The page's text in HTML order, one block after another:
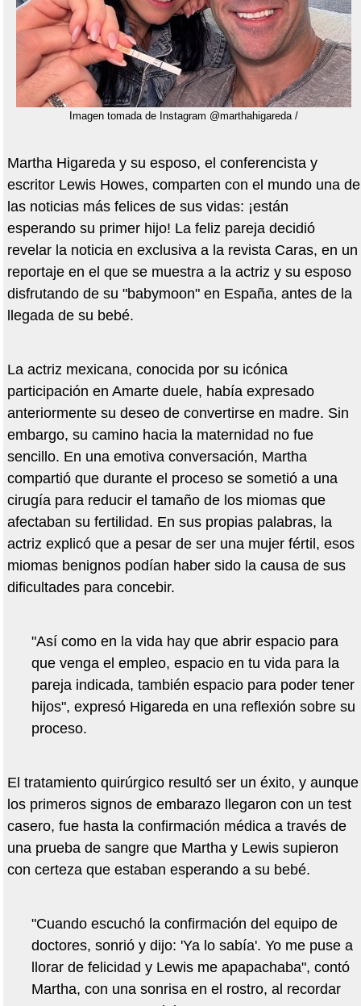
Imagen tomada de Instagram @marthahigareda /
Martha Higareda y su esposo, el conferencista y
escritor Lewis Howes, comparten con el mundo una de
las noticias más felices de sus vidas: ¡están
esperando su primer hijo! La feliz pareja decidió
revelar la noticia en exclusiva a la revista Caras, en un
reportaje en el que se muestra a la actriz y su esposo
disfrutando de su "babymoon" en España, antes de la
llegada de su bebé.
La actriz mexicana, conocida por su icónica
participación en Amarte duele, había expresado
anteriormente su deseo de convertirse en madre. Sin
embargo, su camino hacia la maternidad no fue
sencillo. En una emotiva conversación, Martha
compartió que durante el proceso se sometió a una
cirugía para reducir el tamaño de los miomas que
afectaban su fertilidad. En sus propias palabras, la
actriz explicó que a pesar de ser una mujer fértil, esos
miomas benignos podían haber sido la causa de sus
dificultades para concebir.
"Así como en la vida hay que abrir espacio para
que venga el empleo, espacio en tu vida para la
pareja indicada, también espacio para poder tener
hijos", expresó Higareda en una reflexión sobre su
proceso.
El tratamiento quirúrgico resultó ser un éxito, y aunque
los primeros signos de embarazo llegaron con un test
casero, fue hasta la confirmación médica a través de
una prueba de sangre que Martha y Lewis supieron
con certeza que estaban esperando a su bebé.
"Cuando escuchó la confirmación del equipo de
doctores, sonrió y dijo: 'Ya lo sabía'. Yo me puse a
llorar de felicidad y Lewis me apapachaba", contó
Martha, con una sonrisa en el rostro, al recordar